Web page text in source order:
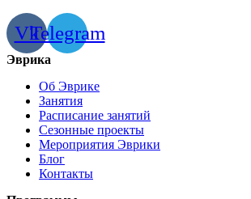
VkTelegram
Эврика
Об Эврике
Занятия
Расписание занятий
Сезонные проекты
Мероприятия Эврики
Блог
Контакты